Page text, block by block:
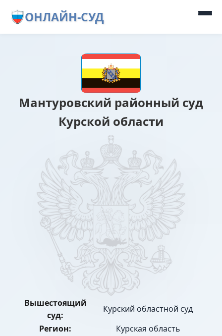
ОНЛАЙН-СУД
Мантуровский районный суд
Курской области
Вышестоящий
суд:
Курский областной суд
Регион:
Курская область